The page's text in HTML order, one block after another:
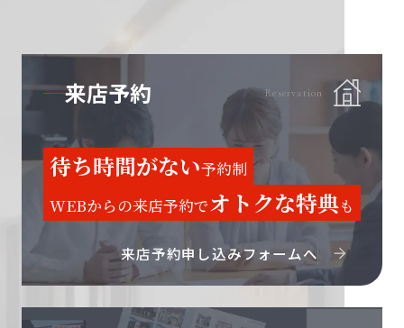
Reservation
来店予約
待ち時間がない予約制
WEBからの来店予約でオトクな特典も
来店予約申し込みフォームへ